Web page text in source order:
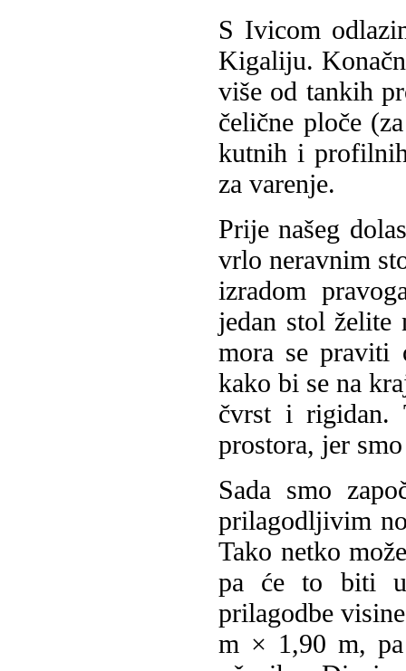
S Ivicom
Kigaliju.
više od tankih
čelične ploče
kutnih i
za varenje.
Prije našeg
vrlo neravnim
izradom
jedan stol želite
mora se praviti
kako bi se na
čvrst i rigidan.
prostora, jer
Sada smo
prilagodljivim
Tako netko
pa će to biti
prilagodbe
m × 1,90 m,